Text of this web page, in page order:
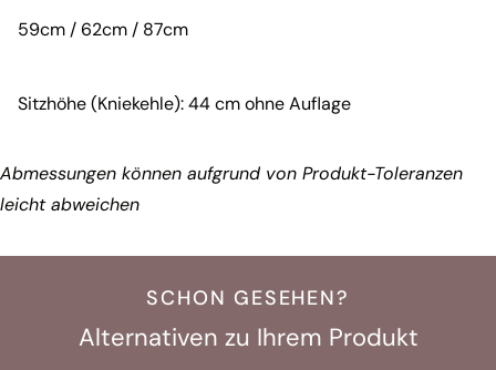
59cm / 62cm / 87cm
Sitzhöhe (Kniekehle): 44 cm ohne Auflage
Abmessungen können aufgrund von Produkt-Toleranzen
leicht abweichen
SCHON GESEHEN?
Alternativen zu Ihrem Produkt